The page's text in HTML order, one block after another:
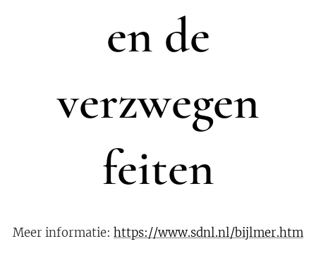
en de
verzwegen
feiten
Meer informatie: https://www.sdnl.nl/bijlmer.htm